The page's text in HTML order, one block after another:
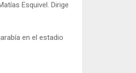
Esquivel. Dirige
en el estadio